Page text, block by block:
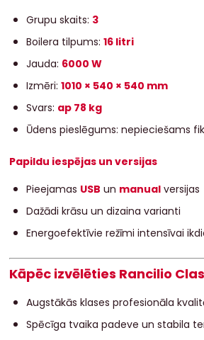
Grupu skaits: 3
Boilera tilpums: 16 litri
Jauda: 6000 W
Izmēri: 1010 × 540 × 540 mm
Svars: ap 78 kg
Ūdens pieslēgums: nepieciešams
Papildu iespējas un versijas
Pieejamas USB un manual versijas
Dažādi krāsu un dizaina varianti
Energoefektīvie režīmi intensīvai
Kāpēc izvēlēties Rancilio
Augstākās klases profesionāla
Spēcīga tvaika padeve un stabila